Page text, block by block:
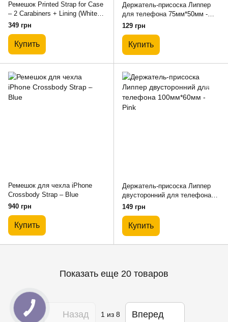
Ремешок Printed Strap for Case
– 2 Carabiners + Lining (White
Leopard)
349 грн
Купить
Держатель-присоска Липпер
для телефона 75мм*50мм -
Light Blue (на скотче)
129 грн
Купить
Ремешок для чехла iPhone
Crossbody Strap – Blue
940 грн
Купить
Держатель-присоска Липпер
двусторонний для телефона
100мм*60мм - Pink
149 грн
Купить
Показать еще 20 товаров
Назад 1из 8 Вперед